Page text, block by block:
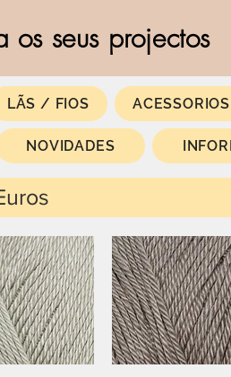
os seus projectos
LÃS / FIOS ACESSORIOS
NOVIDADES